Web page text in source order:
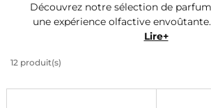
Découvrez notre sélection de
une expérience olfactive
meilleures marques de cosmétiques
Offrez-vous un moment de bien-
Lire+
12 produit(s)